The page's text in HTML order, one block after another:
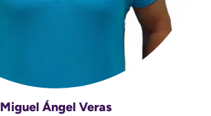
Miguel Ángel Veras